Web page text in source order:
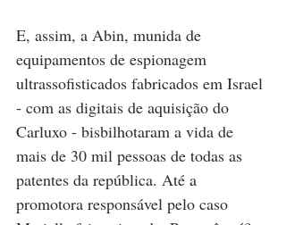
E, assim, a Abin, munida de
equipamentos de espionagem
ultrassofisticados fabricados em Israel
- com as digitais de aquisição do
Carluxo - bisbilhotaram a vida de
mais de 30 mil pessoas de todas as
patentes da república. Até a
promotora responsável pelo caso